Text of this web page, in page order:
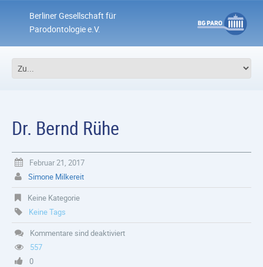
Berliner Gesellschaft für
Parodontologie e.V.
Dr. Bernd Rühe
Februar 21, 2017
Simone Milkereit
Keine Kategorie
Keine Tags
Kommentare sind deaktiviert
557
0